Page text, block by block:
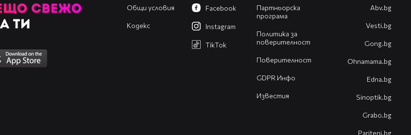
Общи условия
Кодекс
Партньорска
програма
Политика за
поверителност
Поверителност
GDPR Инфо
Известия
Facebook
Instagram
TikTok
Abv.bg
Vesti.bg
Gong.bg
Оhnamama.bg
Edna.bg
Sinoptik.bg
Grabo.bg
Pariteni.bg